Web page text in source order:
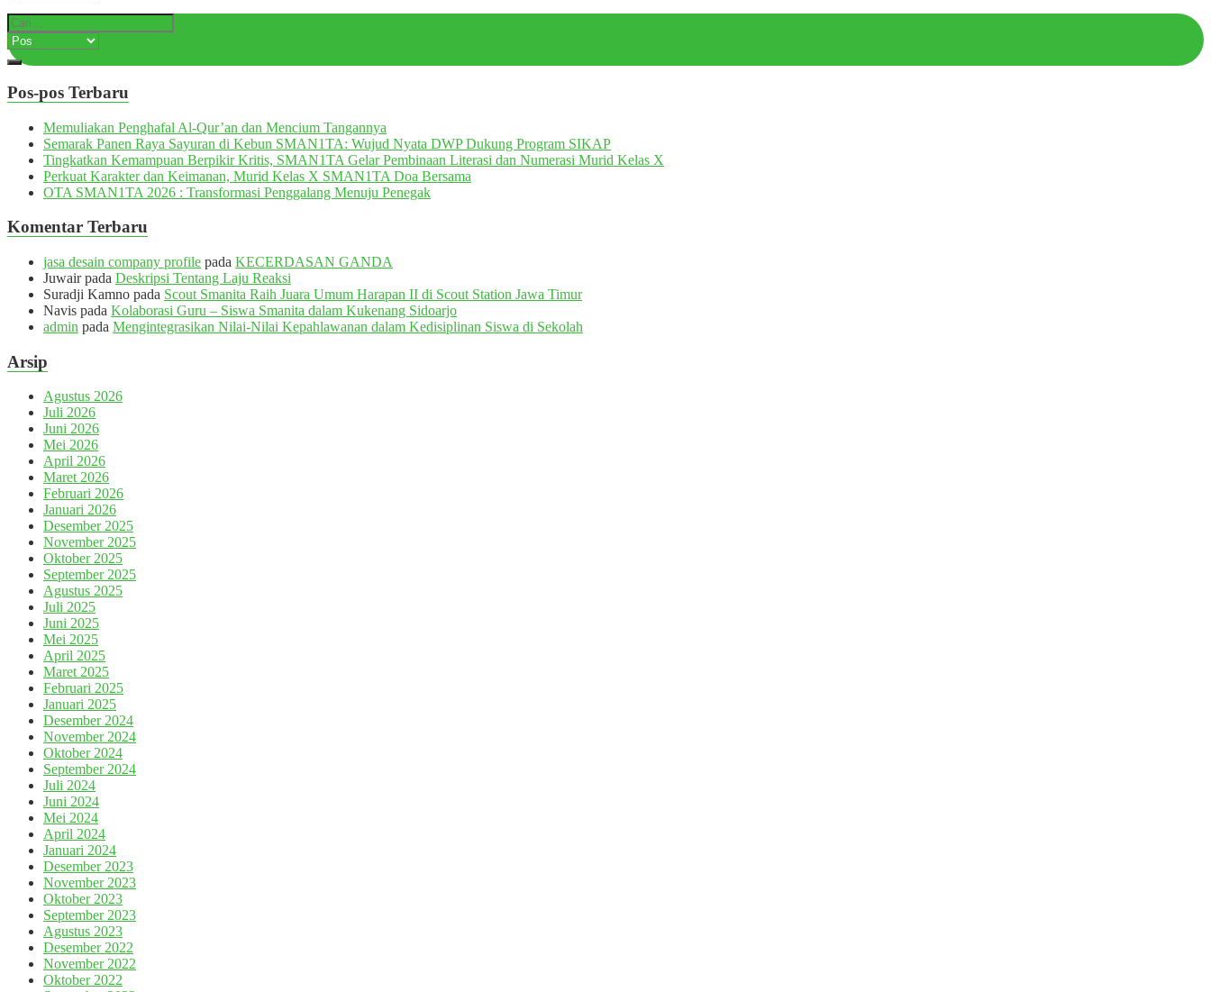
Pos-pos Terbaru
Memuliakan Penghafal Al-Qur’an dan Mencium Tangannya
Semarak Panen Raya Sayuran di Kebun SMAN1TA: Wujud Nyata DWP Dukung Program SIKAP
Tingkatkan Kemampuan Berpikir Kritis, SMAN1TA Gelar Pembinaan Literasi dan Numerasi Murid Kelas X
Perkuat Karakter dan Keimanan, Murid Kelas X SMAN1TA Doa Bersama
OTA SMAN1TA 2026 : Transformasi Penggalang Menuju Penegak
Komentar Terbaru
jasa desain company profile pada KECERDASAN GANDA
Juwairpada Deskripsi Tentang Laju Reaksi
Suradji Kamno pada Scout Smanita Raih Juara Umum Harapan II di Scout Station Jawa Timur
Navis pada Kolaborasi Guru – Siswa Smanita dalam Kukenang Sidoarjo
admin pada Mengintegrasikan Nilai-Nilai Kepahlawanan dalam Kedisiplinan Siswa di Sekolah
Arsip
Agustus 2026
Juli 2026
Juni 2026
Mei 2026
April 2026
Maret 2026
Februari 2026
Januari 2026
Desember 2025
November 2025
Oktober 2025
September 2025
Agustus 2025
Juli 2025
Juni 2025
Mei 2025
April 2025
Maret 2025
Februari 2025
Januari 2025
Desember 2024
November 2024
Oktober 2024
September 2024
Juli 2024
Juni 2024
Mei 2024
April 2024
Januari 2024
Desember 2023
November 2023
Oktober 2023
September 2023
Agustus 2023
Desember 2022
November 2022
Oktober 2022